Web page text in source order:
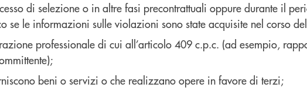
di selezione o in altre fasi precontrattuali oppure durante il
se le informazioni sulle violazioni sono state acquisite nel corso
professionale di cui all’articolo 409 c.p.c. (ad esempio,
beni o servizi o che realizzano opere in favore di terzi;